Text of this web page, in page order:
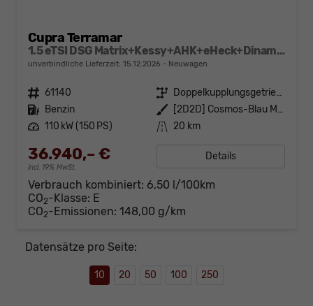
Cupra Terramar
1.5 eTSI DSG Matrix+Kessy+AHK+eHeck+Dinamica+CarPlay+eHeck+GV5
unverbindliche Lieferzeit: 15.12.2026 Neuwagen
Fahrzeugnr. 61140 Getriebe
Doppelkupplungsgetriebe (DSG)
Kraftstoff Benzin Außenfarbe
[2D2D] Cosmos-Blau Metallic
Leistung 110 kW (150 PS) Kilometerstand 20 km
36.940,– €
incl. 19% MwSt.
Details
Verbrauch kombiniert: 6,50 l/100km
CO2-Klasse: E
CO2-Emissionen: 148,00 g/km
Datensätze pro Seite:
10 20 50 100 250